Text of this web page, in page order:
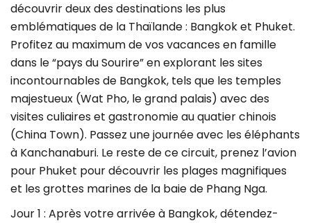
découvrir deux des destinations les plus
emblématiques de la Thaïlande : Bangkok et Phuket.
Profitez au maximum de vos vacances en famille
dans le “pays du Sourire” en explorant les sites
incontournables de Bangkok, tels que les temples
majestueux (Wat Pho, le grand palais) avec des
visites culiaires et gastronomie au quatier chinois
(China Town). Passez une journée avec les éléphants
à Kanchanaburi. Le reste de ce circuit, prenez l’avion
pour Phuket pour découvrir les plages magnifiques
et les grottes marines de la baie de Phang Nga.
Jour 1 : Après votre arrivée à Bangkok, détendez-